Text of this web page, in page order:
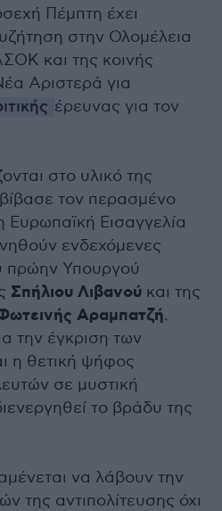
Πέμπτη έχει
στην Ολομέλεια
και της κοινής
Αριστερά για
έρευνας για τον
στο υλικό της
τον περασμένο
Ευρωπαϊκή Εισαγγελία
ενδεχόμενες
πρώην Υπουργού
Σπήλιου Λιβανού και της
Αραμπατζή.
την έγκριση των
η θετική ψήφος
σε μυστική
το βράδυ της
να λάβουν την
της αντιπολίτευσης όχι